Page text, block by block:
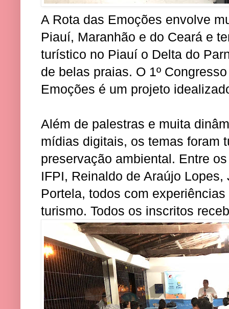
A Rota das Emoções envolve
Piauí, Maranhão e do Ceará e
turístico no Piauí o Delta do
de belas praias. O 1º
Emoções é um projeto
Além de palestras e muita
mídias digitais, os temas foram
preservação ambiental. Entre
IFPI, Reinaldo de Araújo
Portela, todos com
turismo. Todos os inscritos